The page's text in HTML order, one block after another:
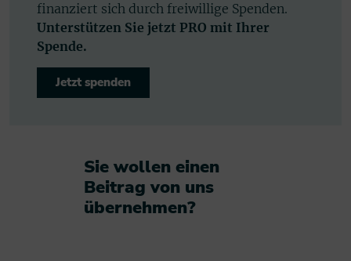
finanziert sich durch freiwillige Spenden.
Unterstützen Sie jetzt PRO mit Ihrer
Spende.
Jetzt spenden
Sie wollen einen
Beitrag von uns
übernehmen?​